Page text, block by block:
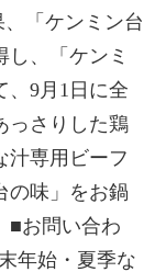
「ケンミン台
、「ケンミ
、9月1日に全
っさりした鶏
汁専用ビーフ
の味」をお鍋
■お問い合わ
年始・夏季な